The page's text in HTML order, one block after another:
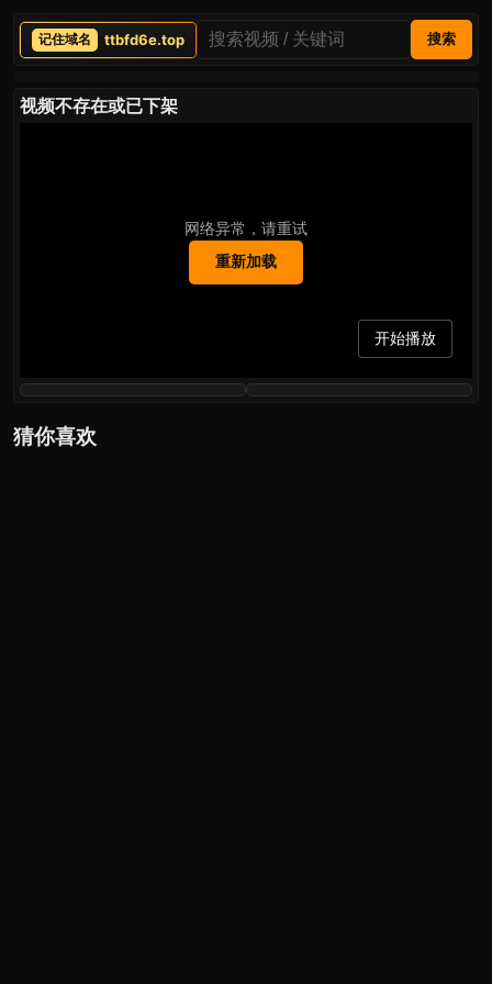
ttbfd6e.top 搜索
视频不存在或已下架
网络异常，请重试
重新加载
开始播放
猜你喜欢